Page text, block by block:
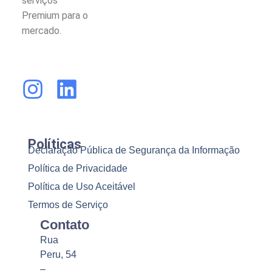
Premium para o
mercado.
Políticas
Declaração Pública de Segurança da Informação
Política de Privacidade
Política de Uso Aceitável
Termos de Serviço
Contato
Rua
Peru, 54
–